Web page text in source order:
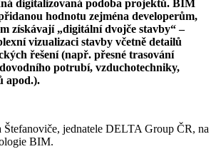
digitalizovaná podoba projektů. BIM
hodnotu zejména developerům,
získávají „digitální dvojče stavby“ –
vizualizaci stavby včetně detailů
řešení (např. přesné trasování
potrubí, vzduchotechniky,
apod.).
Štefanoviče, jednatele DELTA Group ČR, na
BIM.